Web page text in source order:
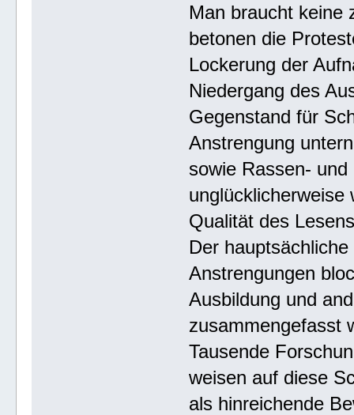
Man braucht keine
betonen die
Lockerung der
Niedergang des
Gegenstand für
Anstrengung
sowie Rassen-
unglücklicherweise
Qualität des
Der
Anstrengungen
Ausbildung und
zusammengefasst
Tausende
weisen auf diese
als hinreichende